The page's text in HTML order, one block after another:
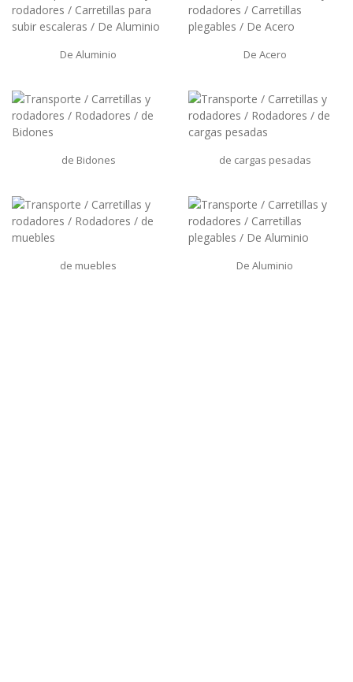
De Aluminio De Acero
de Bidones de cargas pesadas
de muebles De Aluminio